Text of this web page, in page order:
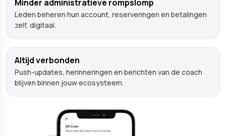
Minder administratieve rompslomp
Leden beheren hun account, reserveringen en betalingen
zelf, digitaal.
Altijd verbonden
Push-updates, herinneringen en berichten van de coach
blijven binnen jouw ecosysteem.